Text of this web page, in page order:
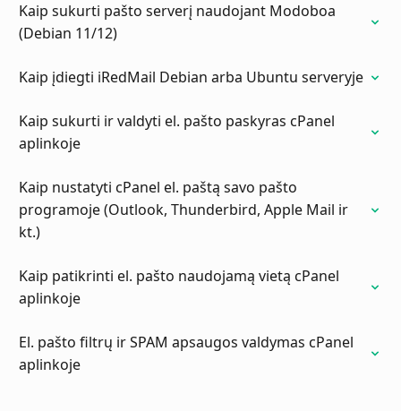
Kaip sukurti pašto serverį naudojant Modoboa
(Debian 11/12)
Kaip įdiegti iRedMail Debian arba Ubuntu serveryje
Kaip sukurti ir valdyti el. pašto paskyras cPanel
aplinkoje
Kaip nustatyti cPanel el. paštą savo pašto
programoje (Outlook, Thunderbird, Apple Mail ir
kt.)
Kaip patikrinti el. pašto naudojamą vietą cPanel
aplinkoje
El. pašto filtrų ir SPAM apsaugos valdymas cPanel
aplinkoje